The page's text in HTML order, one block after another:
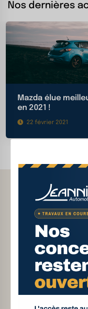
Nos dernières
Mazda élue
en 2021 !
22 février 2021
véhicule